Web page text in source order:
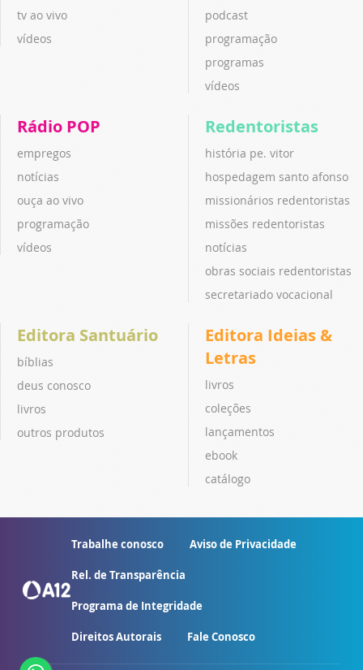
tv ao vivo
vídeos
podcast
programação
programas
vídeos
Rádio POP
empregos
notícias
ouça ao vivo
programação
vídeos
Redentoristas
história pe. vitor
hospedagem santo afonso
missionários redentoristas
missões redentoristas
notícias
obras sociais redentoristas
secretariado vocacional
Editora Santuário
bíblias
deus conosco
livros
outros produtos
Editora Ideias &
Letras
livros
coleções
lançamentos
ebook
catálogo
Trabalhe conosco Aviso de Privacidade
Rel. de Transparência
Programa de Integridade
Direitos Autorais Fale Conosco